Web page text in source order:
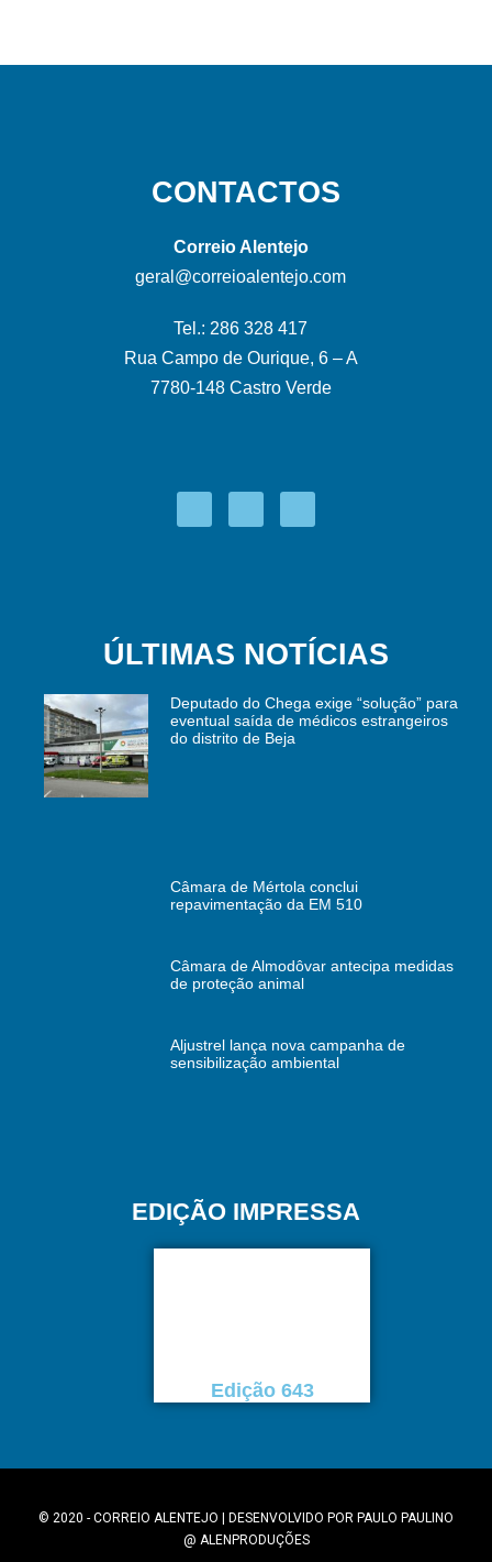
CONTACTOS
Correio Alentejo
geral@correioalentejo.com
Tel.: 286 328 417
Rua Campo de Ourique, 6 – A
7780-148 Castro Verde
ÚLTIMAS NOTÍCIAS
Deputado do Chega exige “solução” para
eventual saída de médicos estrangeiros
do distrito de Beja
Câmara de Mértola conclui
repavimentação da EM 510
Câmara de Almodôvar antecipa medidas
de proteção animal
Aljustrel lança nova campanha de
sensibilização ambiental
EDIÇÃO IMPRESSA
Edição 643
© 2020 - CORREIO ALENTEJO | DESENVOLVIDO POR PAULO PAULINO
@ ALENPRODUÇÕES